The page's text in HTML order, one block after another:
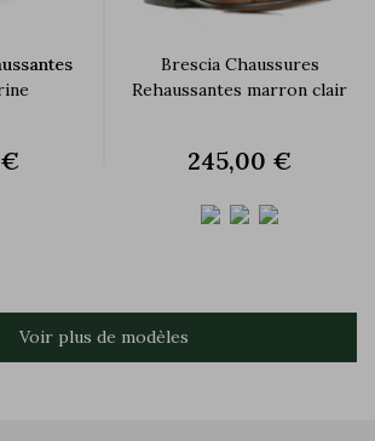
Brescia Chaussures
Rehaussantes marron clair
245,00 €
Voir plus de modèles